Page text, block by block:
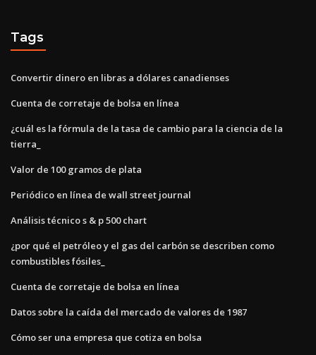
Tags
Convertir dinero en libras a dólares canadienses
Cuenta de corretaje de bolsa en línea
¿cuál es la fórmula de la tasa de cambio para la ciencia de la
tierra_
Valor de 100 gramos de plata
Periódico en línea de wall street journal
Análisis técnico s & p 500 chart
¿por qué el petróleo y el gas del carbón se describen como
combustibles fósiles_
Cuenta de corretaje de bolsa en línea
Datos sobre la caída del mercado de valores de 1987
Cómo ser una empresa que cotiza en bolsa